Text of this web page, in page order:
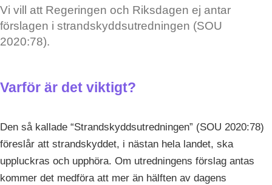
Vi vill att Regeringen och Riksdagen ej antar
förslagen i strandskyddsutredningen (SOU
2020:78).
Varför är det viktigt?
Den så kallade “Strandskyddsutredningen” (SOU 2020:78)
föreslår att strandskyddet, i nästan hela landet, ska
uppluckras och upphöra. Om utredningens förslag antas
kommer det medföra att mer än hälften av dagens